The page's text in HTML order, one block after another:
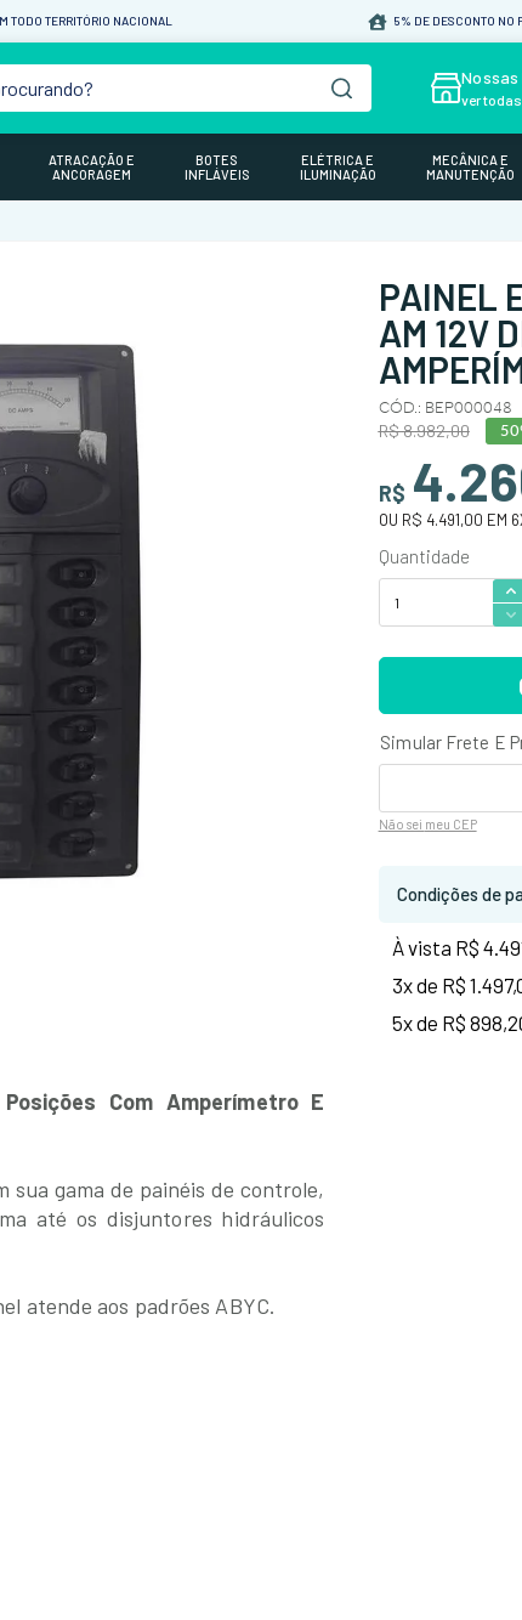
TODO TERRITÓRIO NACIONAL 5% DE DESCONTO NO
Nossas
ver todas
ATRACAÇÃO E
ANCORAGEM
BOTES
INFLÁVEIS
ELÉTRICA E
ILUMINAÇÃO
MECÂNICA E
MANUTENÇÃO
Com Amperímetro E
sua gama de painéis de controle,
até os disjuntores hidráulicos
atende aos padrões ABYC.
PAINEL
AM 12V
CÓD.: BEP000048
R$8.982,00
R$
OU R$ 4.491,00 EM 6
Não sei meu CEP
Condições de
À vista R$
3x de R$
5x de R$